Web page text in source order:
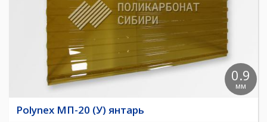
0.9
мм
Polynex МП-20 (У) янтарь